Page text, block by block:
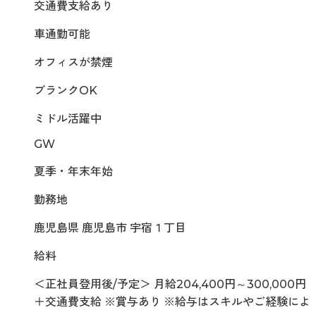
交通費支給あり
車通勤可能
オフィスが禁煙
ブランクOK
ミドル活躍中
GW
夏季・年末年始
勤務地
鹿児島県 鹿児島市 宇宿１丁目
給料
＜正社員登用後/予定＞ 月給204,400円～300,000円
＋交通費支給 ※賞与あり ※給与はスキルやご経験によ